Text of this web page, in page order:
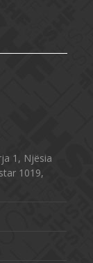
1, Njësia
1019,